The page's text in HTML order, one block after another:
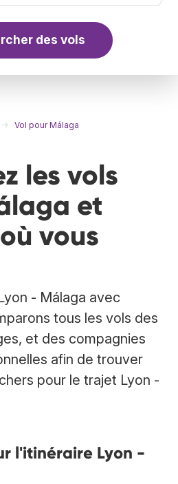
des vols
Vol pour Málaga
les vols
et
vous
- Málaga avec
tous les vols des
et des compagnies
afin de trouver
pour le trajet Lyon -
l'itinéraire Lyon -